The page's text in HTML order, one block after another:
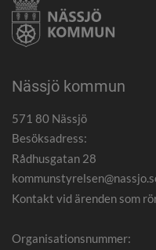
Nässjö kommun
571 80 Nässjö
Besöksadress:
Rådhusgatan 28
Kontakt vid ärenden som
Organisationsnummer: